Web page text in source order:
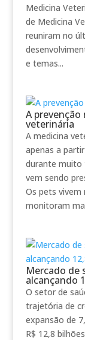
Medicina
de Medicina
reuniram no
e temas...
A
veterinária
A medicina
apenas a
durante muito
vem sendo
Os pets vivem
monitoram
Mercado de
alcançando
O setor de
trajetória de
expansão de
R$ 12,8